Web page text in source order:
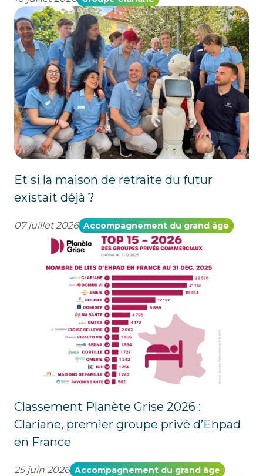
Et si la maison de retraite du futur
existait déjà ?
07 juillet 2026 Accompagnement du grand âge
Classement Planète Grise 2026 :
Clariane, premier groupe privé d’Ehpad
en France
25 juin 2026 Accompagnement du grand âge